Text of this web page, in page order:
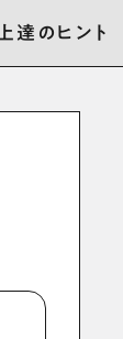
上達のヒント